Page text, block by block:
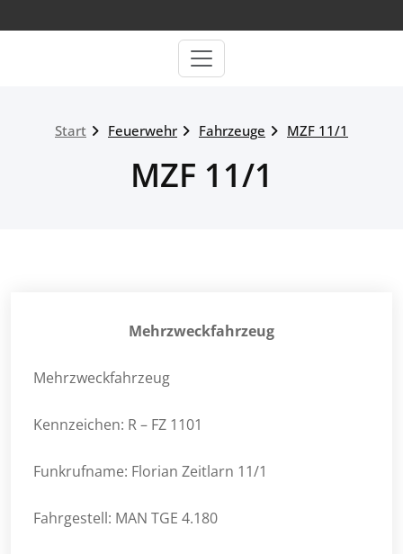
Start Feuerwehr Fahrzeuge MZF 11/1
MZF 11/1
Mehrzweckfahrzeug
Mehrzweckfahrzeug
Kennzeichen: R – FZ 1101
Funkrufname: Florian Zeitlarn 11/1
Fahrgestell: MAN TGE 4.180